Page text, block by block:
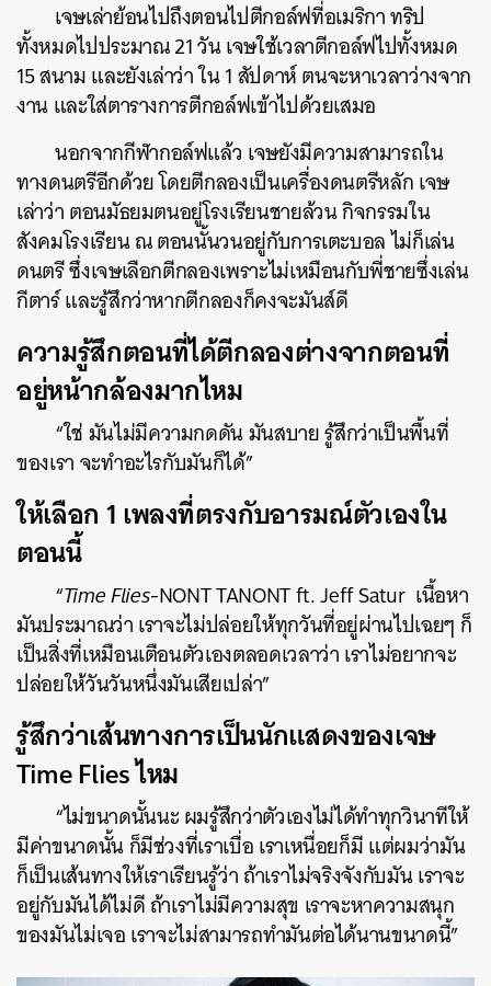
เจษเล่าย้อนไปถึงตอนไปตีกอล์ฟที่อเมริกา ทริป
ทั้งหมดไปประมาณ 21 วัน เจษใช้เวลาตีกอล์ฟไปทั้งหมด
15 สนาม และยังเล่าว่า ใน 1 สัปดาห์ ตนจะหาเวลาว่างจาก
งาน และใส่ตารางการตีกอล์ฟเข้าไปด้วยเสมอ
นอกจากกีฬากอล์ฟแล้ว เจษยังมีความสามารถใน
ทางดนตรีอีกด้วย โดยตีกลองเป็นเครื่องดนตรีหลัก เจษ
เล่าว่า ตอนมัธยมตนอยู่โรงเรียนชายล้วน กิจกรรมใน
สังคมโรงเรียน ณ ตอนนั้นวนอยู่กับการเตะบอล ไม่ก็เล่น
ดนตรี ซึ่งเจษเลือกตีกลองเพราะไม่เหมือนกับพี่ชายซึ่งเล่น
กีตาร์ และรู้สึกว่าหากตีกลองก็คงจะมันส์ดี
ความรู้สึกตอนที่ได้ตีกลองต่างจากตอนที่
อยู่หน้ากล้องมากไหม
“ใช่ มันไม่มีความกดดัน มันสบาย รู้สึกว่าเป็นพื้นที่
ของเรา จะทำอะไรกับมันก็ได้”
ให้เลือก 1 เพลงที่ตรงกับอารมณ์ตัวเองใน
ตอนนี้
“Time Flies-NONT TANONT ft. Jeff Satur เนื้อหา
มันประมาณว่า เราจะไม่ปล่อยให้ทุกวันที่อยู่ผ่านไปเฉยๆ ก็
เป็นสิ่งที่เหมือนเตือนตัวเองตลอดเวลาว่า เราไม่อยากจะ
ปล่อยให้วันวันหนึ่งมันเสียเปล่า”
รู้สึกว่าเส้นทางการเป็นนักแสดงของเจษ
Time Flies ไหม
“ไม่ขนาดนั้นนะ ผมรู้สึกว่าตัวเองไม่ได้ทำทุกวินาทีให้
มีค่าขนาดนั้น ก็มีช่วงที่เราเบื่อ เราเหนื่อยก็มี แต่ผมว่ามัน
ก็เป็นเส้นทางให้เราเรียนรู้ว่า ถ้าเราไม่จริงจังกับมัน เราจะ
อยู่กับมันได้ไม่ดี ถ้าเราไม่มีความสุข เราจะหาความสนุก
ของมันไม่เจอ เราจะไม่สามารถทำมันต่อได้นานขนาดนี้”